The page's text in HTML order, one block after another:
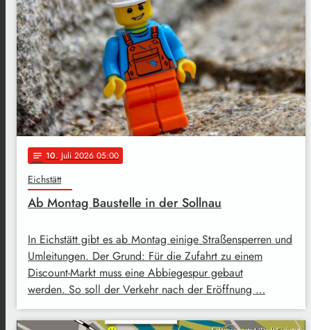
notes 10. Juli 2026 05:00
Eichstätt
Ab Montag Baustelle in der Sollnau
In Eichstätt gibt es ab Montag einige Straßensperren und
Umleitungen. Der Grund: Für die Zufahrt zu einem
Discount-Markt muss eine Abbiegespur gebaut
werden. So soll der Verkehr nach der Eröffnung …